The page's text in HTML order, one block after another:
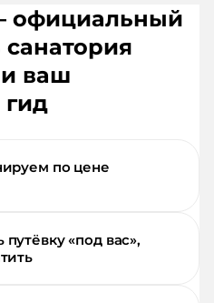
официальный
санатория
и ваш
по цене
«под вас»,